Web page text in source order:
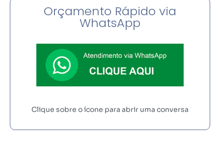
Orçamento Rápido via
WhatsApp
Clique sobre o ícone para abrir uma conversa